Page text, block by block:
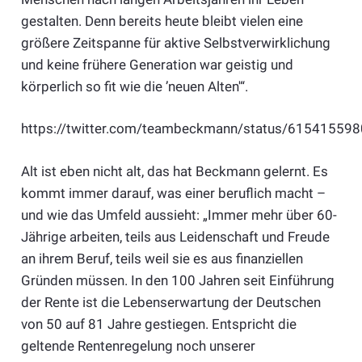
gestalten. Denn bereits heute bleibt vielen eine
größere Zeitspanne für aktive Selbstverwirklichung
und keine frühere Generation war geistig und
körperlich so fit wie die ’neuen Alten'“.
https://twitter.com/teambeckmann/status/
Alt ist eben nicht alt, das hat Beckmann gelernt. Es
kommt immer darauf, was einer beruflich macht –
und wie das Umfeld aussieht: „Immer mehr über 60-
Jährige arbeiten, teils aus Leidenschaft und Freude
an ihrem Beruf, teils weil sie es aus finanziellen
Gründen müssen. In den 100 Jahren seit Einführung
der Rente ist die Lebenserwartung der Deutschen
von 50 auf 81 Jahre gestiegen. Entspricht die
geltende Rentenregelung noch unserer